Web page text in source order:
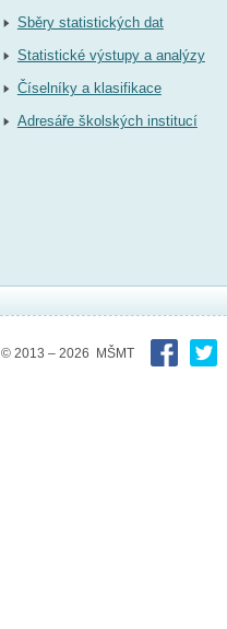
Sběry statistických dat
Statistické výstupy a analýzy
Číselníky a klasifikace
Adresáře školských institucí
© 2013 – 2026 MŠMT